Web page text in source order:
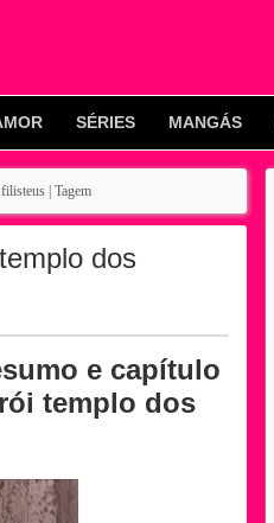
SÉRIES MANGÁS
| Tagem
dos
e capítulo
templo dos